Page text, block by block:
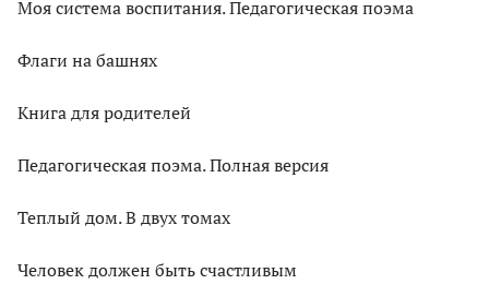
Моя система воспитания. Педагогическая поэма
Флаги на башнях
Книга для родителей
Педагогическая поэма. Полная версия
Теплый дом. В двух томах
Человек должен быть счастливым